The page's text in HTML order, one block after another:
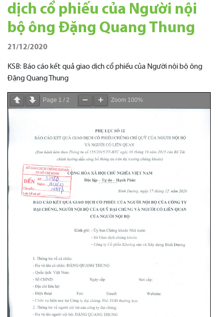
dịch cổ phiếu của Người nội
bộ ông Đặng Quang Thung
21/12/2020
KSB: Báo cáo kết quả giao dịch cổ phiếu của Người nội bộ ông
Đặng Quang Thung
Page 1 / 2 Zoom 100%